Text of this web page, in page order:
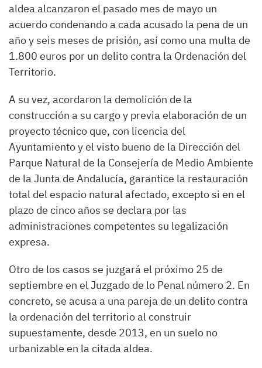
aldea alcanzaron el pasado mes de mayo un
acuerdo condenando a cada acusado la pena de un
año y seis meses de prisión, así como una multa de
1.800 euros por un delito contra la Ordenación del
Territorio.
A su vez, acordaron la demolición de la
construcción a su cargo y previa elaboración de un
proyecto técnico que, con licencia del
Ayuntamiento y el visto bueno de la Dirección del
Parque Natural de la Consejería de Medio Ambiente
de la Junta de Andalucía, garantice la restauración
total del espacio natural afectado, excepto si en el
plazo de cinco años se declara por las
administraciones competentes su legalización
expresa.
Otro de los casos se juzgará el próximo 25 de
septiembre en el Juzgado de lo Penal número 2. En
concreto, se acusa a una pareja de un delito contra
la ordenación del territorio al construir
supuestamente, desde 2013, en un suelo no
urbanizable en la citada aldea.